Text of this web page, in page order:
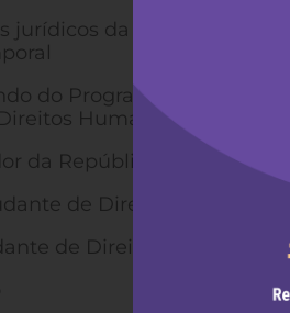
jurídicos da repercussão
do Programa de Pós-
Humanos da
da República
de Direito na
de Direito na